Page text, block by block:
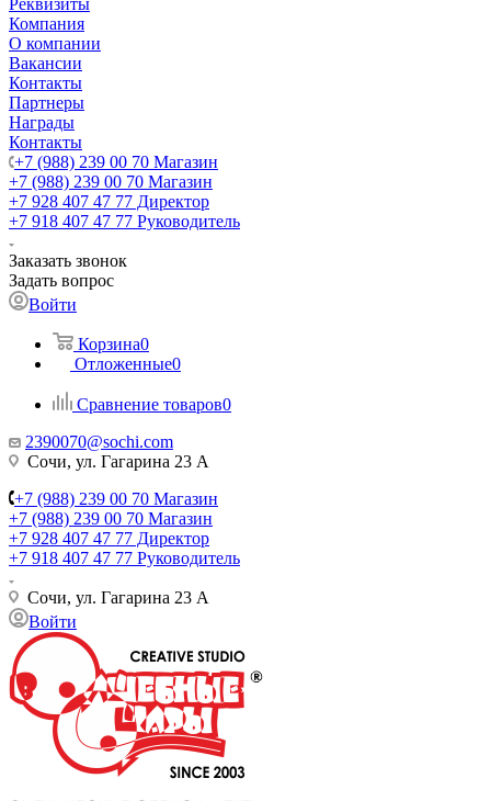
Реквизиты
Компания
О компании
Вакансии
Контакты
Партнеры
Награды
Контакты
+7 (988) 239 00 70 Магазин
+7 (988) 239 00 70 Магазин
+7 928 407 47 77 Директор
+7 918 407 47 77 Руководитель
Заказать звонок
Задать вопрос
Войти
Корзина0
Отложенные0
Сравнение товаров0
2390070@sochi.com
Сочи, ул. Гагарина 23 А
+7 (988) 239 00 70 Магазин
+7 (988) 239 00 70 Магазин
+7 928 407 47 77 Директор
+7 918 407 47 77 Руководитель
Сочи, ул. Гагарина 23 А
Войти